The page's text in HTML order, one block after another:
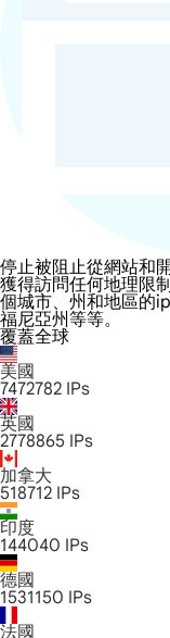
停止被阻止從網站和
獲得訪問任何地理限
個城市、州和地區的
福尼亞州等等。
覆蓋全球
美國
7472782 IPs
英國
2778865 IPs
加拿大
518712 IPs
印度
144040 IPs
德國
1531150 IPs
法國